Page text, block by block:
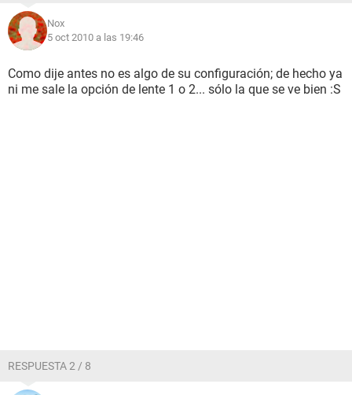
Nox
5 oct 2010 a las 19:46
Como dije antes no es algo de su configuración; de hecho ya
ni me sale la opción de lente 1 o 2... sólo la que se ve bien :S
RESPUESTA 2 / 8